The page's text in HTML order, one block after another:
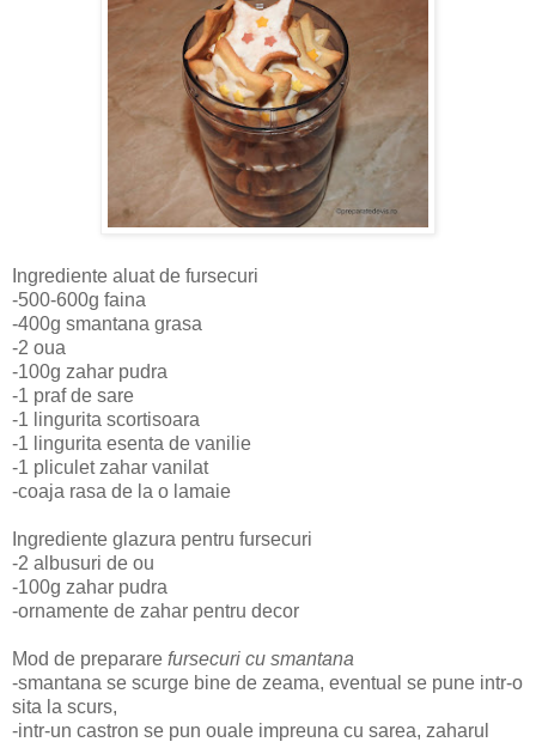
Ingrediente aluat de fursecuri
-500-600g faina
-400g smantana grasa
-2 oua
-100g zahar pudra
-1 praf de sare
-1 lingurita scortisoara
-1 lingurita esenta de vanilie
-1 pliculet zahar vanilat
-coaja rasa de la o lamaie
Ingrediente glazura pentru fursecuri
-2 albusuri de ou
-100g zahar pudra
-ornamente de zahar pentru decor
Mod de preparare fursecuri cu smantana
-smantana se scurge bine de zeama, eventual se pune intr-o
sita la scurs,
-intr-un castron se pun ouale impreuna cu sarea, zaharul